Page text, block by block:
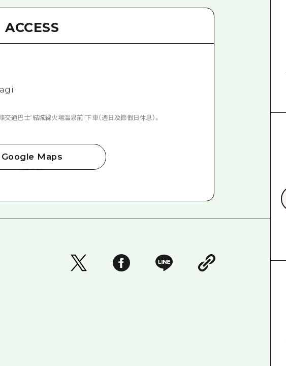
ACCESS
通巴士“結城線火場溫泉前”下車（週日及節假日休息）。
Google Maps